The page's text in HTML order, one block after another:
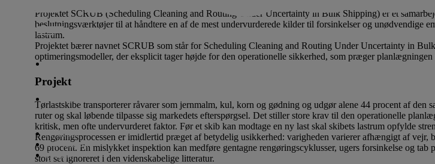
Vi støtter
Nyheder
Om fonden
English
Projektet SCRUB (Scheduling Cleaning and Routing Under Uncertainty in Bulk Shipping) er et
beslutningsværktøjer til at håndtere en af de mest undervurderede kilder til forsinkelser og unødvendige
lastrum.
Projektet bærer navnet SCRUB som står for Scheduling Cleaning and Routing Under Uncertainty in
optimeringsmodeller, der eksplicit tager højde for den operationelle sikkerhed, som præger planlægningen
Projekt
Tørlastskibe transporterer råvarer som jernmalm, kul, korn og gødning og udgør alene 44 procent af den
ruter og skal løbende tilpasse sig markedets efterspørgsel. Det stiller store krav til den operationelle
kritisk, men ofte undervurderet faktor. Før et skib kan modtage en ny last skal skibets lastrum opfylde
Rengøringsprocessen er imidlertid præget af betydelig usikkerhed: varigheden varierer afhængigt af
69 procent. En mislykket inspektion kan medføre gentagne rengøringscyklusser, ugers forsinkelse og
stort set ignoreret i den videnskabelige litteratur.